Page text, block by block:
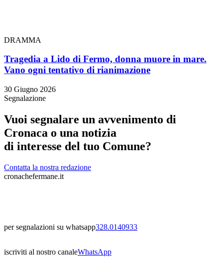
DRAMMA
Tragedia a Lido di Fermo, donna muore in mare.
Vano ogni tentativo di rianimazione
30 Giugno 2026
Segnalazione
Vuoi segnalare un avvenimento di
Cronaca o una notizia
di interesse del tuo Comune?
Contatta la nostra redazione
cronachefermane.it
per segnalazioni su whatsapp328.0140933
iscriviti al nostro canaleWhatsApp